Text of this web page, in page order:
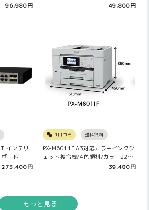
96,980円
49,800円
インテリ
ート
273,400円
1口コミ 送料無料
PX-M6011F A3対応カラーインクジ
ェット複合機/4色顔料/カラー22…
39,480円
もっと見る！